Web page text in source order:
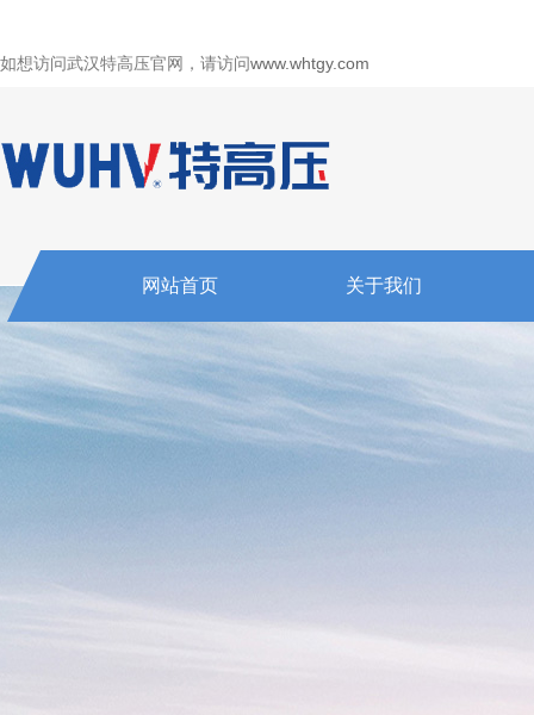
如想访问武汉特高压官网，请访问www.whtgy.com
网站首页 关于我们